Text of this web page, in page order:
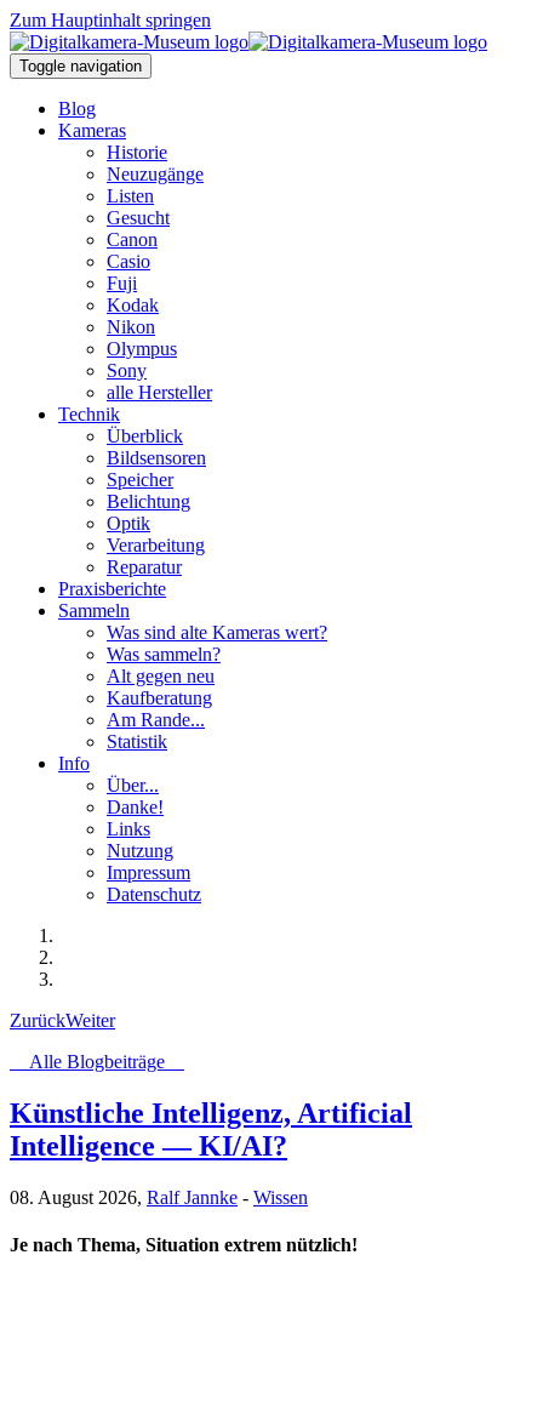
Zum Hauptinhalt springen
Toggle navigation
Blog
Kameras
Historie
Neuzugänge
Listen
Gesucht
Canon
Casio
Fuji
Kodak
Nikon
Olympus
Sony
alle Hersteller
Technik
Überblick
Bildsensoren
Speicher
Belichtung
Optik
Verarbeitung
Reparatur
Praxisberichte
Sammeln
Was sind alte Kameras wert?
Was sammeln?
Alt gegen neu
Kaufberatung
Am Rande...
Statistik
Info
Über...
Danke!
Links
Nutzung
Impressum
Datenschutz
ZurückWeiter
Alle Blogbeiträge
Künstliche Intelligenz, Artificial
Intelligence — KI/AI?
08. August 2026, Ralf Jannke - Wissen
Je nach Thema, Situation extrem nützlich!